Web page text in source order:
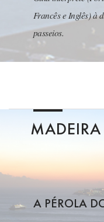
Francês e Inglês) à
passeios.
MADEIRA
A PÉROLA